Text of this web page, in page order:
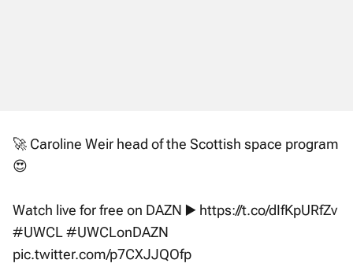
🚀 Caroline Weir head of the Scottish space program
😍
Watch live for free on DAZN ▶️ https://t.co/dIfKpURfZv
#UWCL #UWCLonDAZN
pic.twitter.com/p7CXJJQOfp